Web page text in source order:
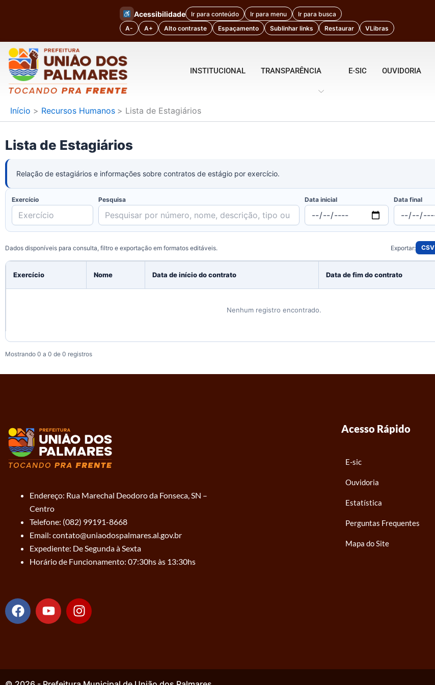
conteúdo
Acessibilidade Ir para conteúdo Ir para menu
Ir para busca
A-
A+ Alto contraste Espaçamento Sublinhar links Restaurar VLibras
INSTITUCIONAL TRANSPARÊNCIA E-SIC OUVIDORIA
Início Recursos Humanos Lista de Estagiários
Lista de Estagiários
Relação de estagiários e informações sobre contratos de estágio por exercício.
Exercício Pesquisa Data inicial Data final
Dados disponíveis para consulta, filtro e exportação em formatos editáveis. Exportar: CSV
Exercício Nome Data de início do contrato Data de fim do contrato
Nenhum registro encontrado.
Mostrando 0 a 0 de 0 registros
Endereço: Rua Marechal Deodoro da Fonseca, SN –
Centro
Telefone: (082) 99191-8668
Email: contato@uniaodospalmares.al.gov.br
Expediente: De Segunda à Sexta
Horário de Funcionamento: 07:30hs às 13:30hs
F
a
o
o
Y
o
b
e
I
n
g
r
Acesso Rápido
E-sic
Ouvidoria
Estatística
Perguntas Frequentes
Mapa do Site